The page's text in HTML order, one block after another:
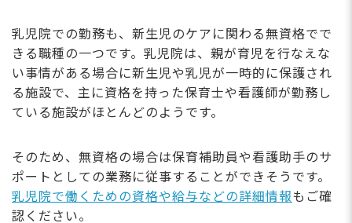
乳児院での勤務も、新生児のケアに関わる無資格でで
きる職種の一つです。乳児院は、親が育児を行なえな
い事情がある場合に新生児や乳児が一時的に保護され
る施設で、主に資格を持った保育士や看護師が勤務し
ている施設がほとんどのようです。
そのため、無資格の場合は保育補助員や看護助手のサ
ポートとしての業務に従事することができそうです。
乳児院で働くための資格や給与などの詳細情報もご確
認ください。